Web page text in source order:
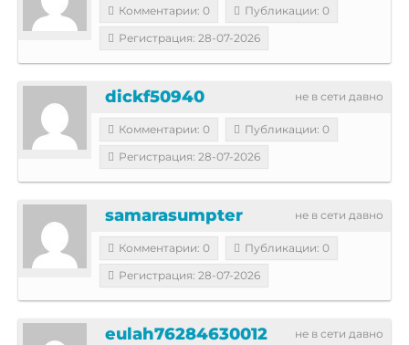
Комментарии: 0
Публикации: 0
Регистрация: 28-07-2026
не в сети давно
dickf50940
Комментарии: 0
Публикации: 0
Регистрация: 28-07-2026
не в сети давно
samarasumpter
Комментарии: 0
Публикации: 0
Регистрация: 28-07-2026
не в сети давно
eulah76284630012